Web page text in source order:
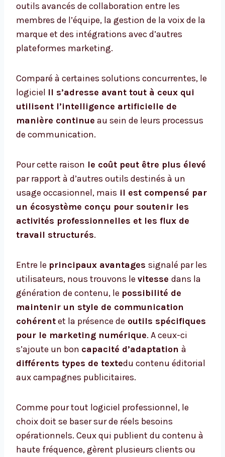
outils avancés de collaboration entre les
membres de l’équipe, la gestion de la voix de la
marque et des intégrations avec d’autres
plateformes marketing.
Comparé à certaines solutions concurrentes, le
logiciel Il s’adresse avant tout à ceux qui
utilisent l’intelligence artificielle de
manière continue au sein de leurs processus
de communication.
Pour cette raison le coût peut être plus élevé
par rapport à d’autres outils destinés à un
usage occasionnel, mais il est compensé par
un écosystème conçu pour soutenir les
activités professionnelles et les flux de
travail structurés.
Entre le principaux avantages signalé par les
utilisateurs, nous trouvons le vitesse dans la
génération de contenu, le possibilité de
maintenir un style de communication
cohérentet la présence de outils spécifiques
pour le marketing numérique. A ceux-ci
s’ajoute un bon capacité d’adaptation à
différents types de textedu contenu éditorial
aux campagnes publicitaires.
Comme pour tout logiciel professionnel, le
choix doit se baser sur de réels besoins
opérationnels. Ceux qui publient du contenu à
haute fréquence, gèrent plusieurs clients ou